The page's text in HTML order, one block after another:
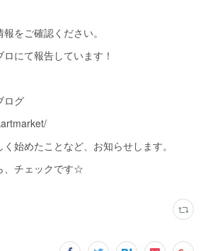
をご確認ください。
にて報告しています！
ログ
始めたことなど、お知らせします。
、チェックです☆